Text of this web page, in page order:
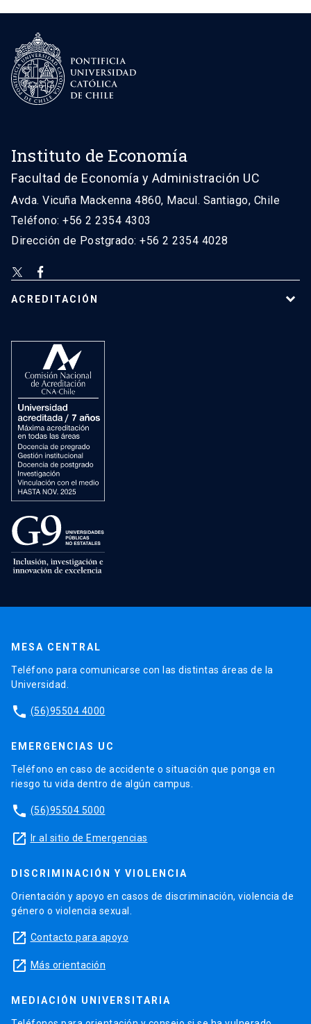
Instituto de Economía
Facultad de Economía y Administración UC
Avda. Vicuña Mackenna 4860, Macul. Santiago, Chile
Teléfono: +56 2 2354 4303
Dirección de Postgrado: +56 2 2354 4028
ACREDITACIÓN
MESA CENTRAL
Teléfono para comunicarse con las distintas áreas de la
Universidad.
phone (56)95504 4000
EMERGENCIAS UC
Teléfono en caso de accidente o situación que ponga en
riesgo tu vida dentro de algún campus.
phone (56)95504 5000
launch Ir al sitio de Emergencias
DISCRIMINACIÓN Y VIOLENCIA
Orientación y apoyo en casos de discriminación, violencia de
género o violencia sexual.
launch Contacto para apoyo
launch Más orientación
MEDIACIÓN UNIVERSITARIA